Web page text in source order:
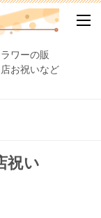
ワーの販
お祝いなど
祝い